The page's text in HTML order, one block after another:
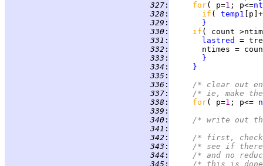
327 : for( p=1 ; p<=
328 : if ( temp1
329 :
}
330 : if ( count
331 :
lastred
332 :
333 :
}
334 :
}
335 :
336 :
/* clear out
337 :
/* ie, make
338 : for( p=1 ; p<=
339 :
340 :
/* write out
341 :
342 :
/* first,
343 :
/* see if
344 :
/* and no
345 :
/* this is done